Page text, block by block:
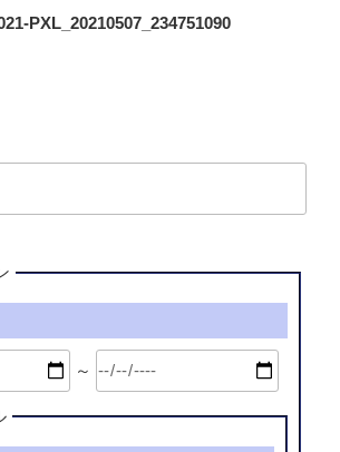
PXL_20210507_234751090
～